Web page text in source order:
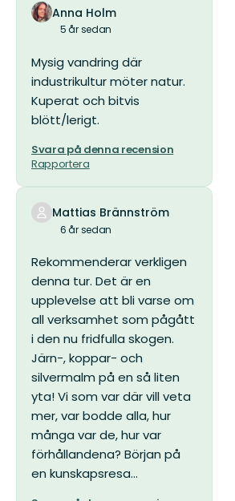
Anna Holm
5 år sedan
Mysig vandring där
industrikultur möter natur.
Kuperat och bitvis
blött/lerigt.
Svara på denna recension
Rapportera
Mattias Brännström
6 år sedan
Rekommenderar verkligen
denna tur. Det är en
upplevelse att bli varse om
all verksamhet som pågått
i den nu fridfulla skogen.
Järn-, koppar- och
silvermalm på en så liten
yta! Vi som var där vill veta
mer, var bodde alla, hur
många var de, hur var
förhållandena? Början på
en kunskapsresa...